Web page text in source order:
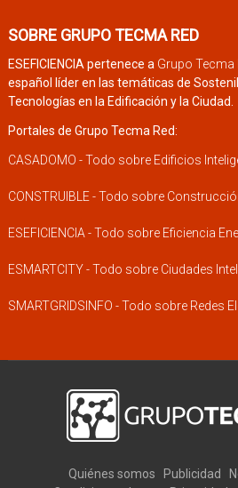
SOBRE GRUPO TECMA RED
ESEFICIENCIA pertenece a Grupo Tecma
español líder en las temáticas de
Tecnologías en la Edificación y la Ciudad.
Portales de Grupo Tecma Red:
CASADOMO - Todo sobre Edificios
CONSTRUIBLE - Todo sobre
ESEFICIENCIA - Todo sobre Eficiencia
ESMARTCITY - Todo sobre Ciudades
SMARTGRIDSINFO - Todo sobre Redes
Quiénes somos Publicidad